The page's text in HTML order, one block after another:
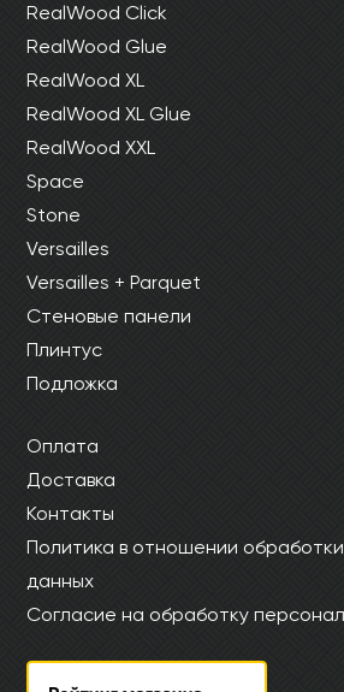
RealWood Click
RealWood Glue
RealWood XL
RealWood XL Glue
RealWood XXL
Space
Stone
Versailles
Versailles + Parquet
Стеновые панели
Плинтус
Подложка
Оплата
Доставка
Контакты
Политика в отношении
данных
Согласие на обработку